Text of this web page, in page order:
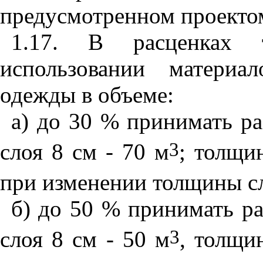
предусмотренном
1.17. В
использовании
одежды в объеме:
а) до 30 % принимать
слоя 8 см - 70 м3;
при изменении толщины
б) до 50 % принимать
слоя 8 см - 50 м3,